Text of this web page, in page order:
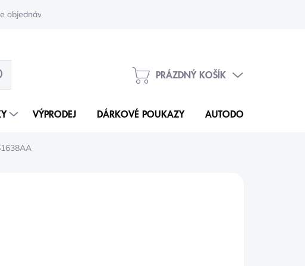
objednávka
NÁKUPNÍ
PRÁZDNÝ KOŠÍK
VÝPRODEJ DÁRKOVÉ POUKAZY AUTODOPLŇKY